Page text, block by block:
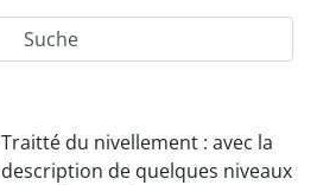
Traitté du nivellement : avec la
description de quelques niveaux